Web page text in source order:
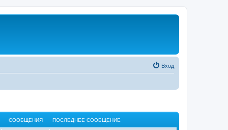
Вход
СООБЩЕНИЯ ПОСЛЕДНЕЕ СООБЩЕНИЕ